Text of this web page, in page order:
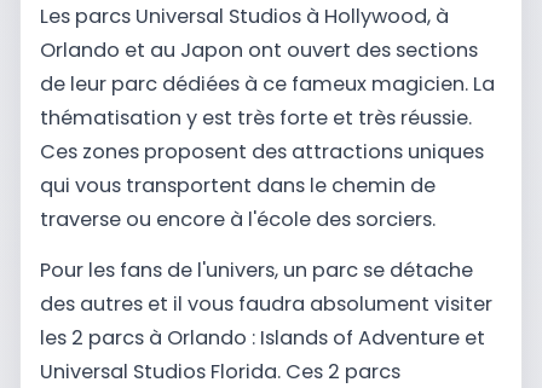
Les parcs Universal Studios à Hollywood, à
Orlando et au Japon ont ouvert des sections
de leur parc dédiées à ce fameux magicien. La
thématisation y est très forte et très réussie.
Ces zones proposent des attractions uniques
qui vous transportent dans le chemin de
traverse ou encore à l'école des sorciers.
Pour les fans de l'univers, un parc se détache
des autres et il vous faudra absolument visiter
les 2 parcs à Orlando : Islands of Adventure et
Universal Studios Florida. Ces 2 parcs